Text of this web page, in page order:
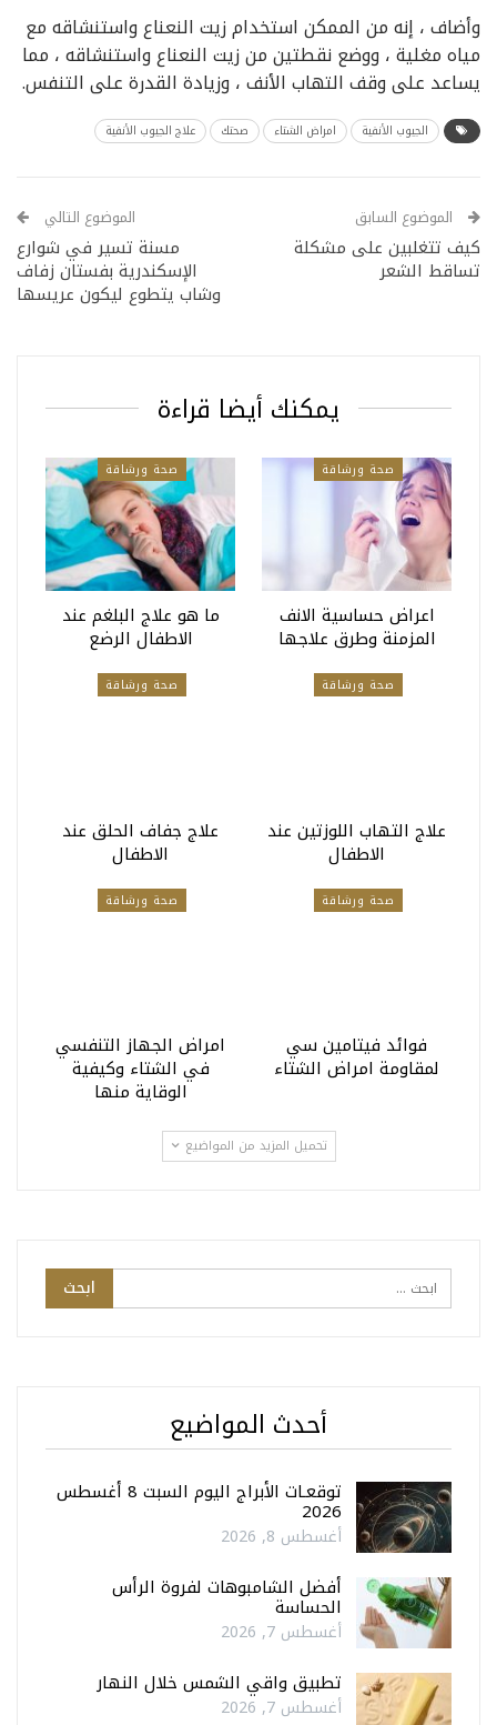
وأضاف ، إنه من الممكن استخدام زيت النعناع واستنشاقه مع
مياه مغلية ، ووضع نقطتين من زيت النعناع واستنشاقه ، مما
يساعد على وقف التهاب الأنف ، وزيادة القدرة على التنفس.
الجيوب الأنفية امراض الشتاء صحتك علاج الجيوب الأنفية
الموضوع السابق
كيف تتغلبين على مشكلة
تساقط الشعر
الموضوع التالي
مسنة تسير في شوارع
الإسكندرية بفستان زفاف
وشاب يتطوع ليكون عريسها
يمكنك أيضا قراءة
صحة ورشاقة
اعراض حساسية الانف
المزمنة وطرق علاجها
صحة ورشاقة
ما هو علاج البلغم عند
الاطفال الرضع
صحة ورشاقة
علاج التهاب اللوزتين عند
الاطفال
صحة ورشاقة
علاج جفاف الحلق عند
الاطفال
صحة ورشاقة
فوائد فيتامين سي
لمقاومة امراض الشتاء
صحة ورشاقة
امراض الجهاز التنفسي
في الشتاء وكيفية
الوقاية منها
تحميل المزيد من المواضيع
أحدث المواضيع
توقعـات الأبراج اليوم السبت 8 أغسطس
2026
أغسطس 8, 2026
أفضل الشامبوهات لفروة الرأس
الحساسة
أغسطس 7, 2026
تطبيق واقي الشمس خلال النهار
أغسطس 7, 2026